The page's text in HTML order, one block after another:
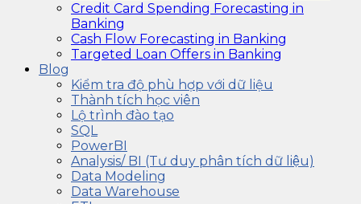
Credit Card Spending Forecasting in
Banking
Cash Flow Forecasting in Banking
Targeted Loan Offers in Banking
Blog
Kiểm tra độ phù hợp với dữ liệu
Thành tích học viên
Lộ trình đào tạo
SQL
PowerBI
Analysis/ BI (Tư duy phân tích dữ liệu)
Data Modeling
Data Warehouse